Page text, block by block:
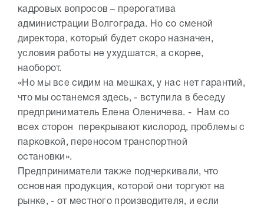
кадровых вопросов – прерогатива
администрации Волгограда. Но со сменой
директора, который будет скоро назначен,
условия работы не ухудшатся, а скорее,
наоборот.
«Но мы все сидим на мешках, у нас нет гарантий,
что мы останемся здесь, - вступила в беседу
предприниматель Елена Оленичева. - Нам со
всех сторон перекрывают кислород, проблемы с
парковкой, переносом транспортной
остановки».
Предприниматели также подчеркивали, что
основная продукция, которой они торгуют на
рынке, - от местного производителя, и если